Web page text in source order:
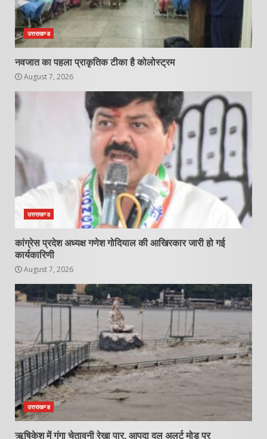
उत्तराखण्ड
नवजात का पहला प्राकृतिक टीका है कोलोस्ट्रम
August 7, 2026
उत्तराखण्ड
कांग्रेस प्रदेश अध्यक्ष गणेश गोदियाल की आखिरकार जारी हो गई
कार्यकारिणी
August 7, 2026
उत्तराखण्ड
ऋषिकेश में गंगा चेतावनी रेखा पार, आपदा दल अलर्ट मोड पर